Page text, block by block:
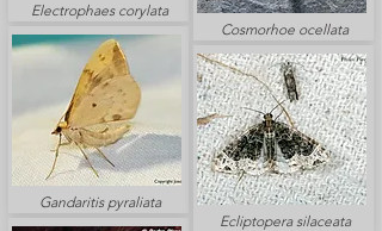
Electrophaes corylata
Gandaritis pyraliata
Cosmorhoe ocellata
Ecliptopera silaceata